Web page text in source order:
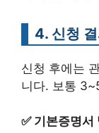
4. 신청
신청 후에는
니다. 보통
✅ 기본증명서